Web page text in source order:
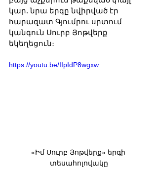
կար. նրա երգը նվիրված էր
հարազատ Գյումրու սրտում
կանգուն Սուրբ Յոթվերք
եկեղեցուն։
https://youtu.be/IIpIdP8wgxw
«Իմ Սուրբ Յոթվերք» երգի
տեսահոլովակը